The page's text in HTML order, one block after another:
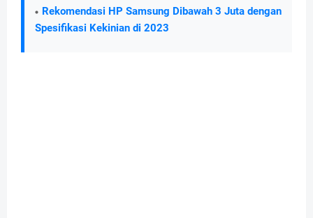
Rekomendasi HP Samsung Dibawah 3 Juta dengan
Spesifikasi Kekinian di 2023